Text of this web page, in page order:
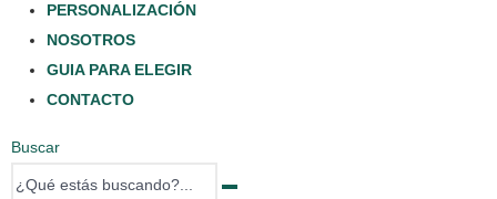
PERSONALIZACIÓN
NOSOTROS
GUIA PARA ELEGIR
CONTACTO
Buscar